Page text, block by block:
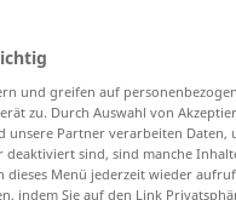
und greifen auf
zu. Durch Auswahl von
Partner verarbeiten Daten,
deaktiviert sind, sind manche
dieses Menü jederzeit wieder
indem Sie auf den Link